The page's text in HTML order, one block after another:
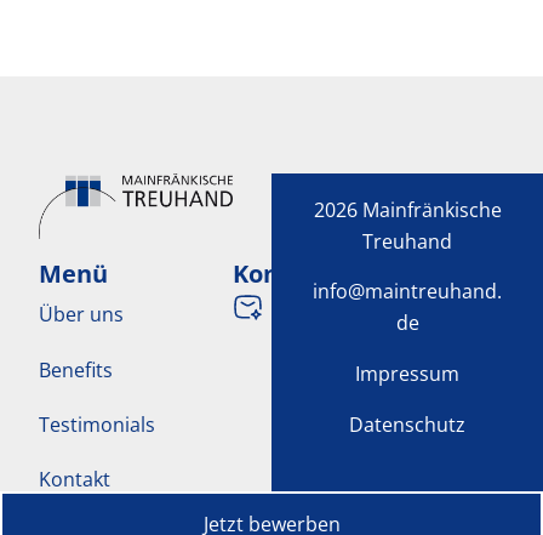
Menü
Über uns
Benefits
Testimonials
Kontakt
Kontakt
info@maintreuhand.de
2026 Mainfränkische
Treuhand
info@maintreuhand.
de
Impressum
Datenschutz
Jetzt bewerben